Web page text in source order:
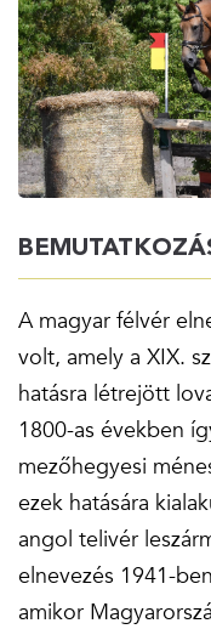
A magyar félvér
volt, amely a XIX.
hatásra létrejött
1800-as években
mezőhegyesi
ezek hatására
angol telivér
elnevezés 1941-
amikor